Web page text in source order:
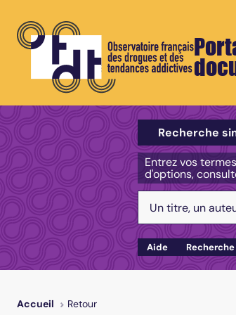
Sélectionner un
Recherche
Entrez vos
d'options,
Aide
Accueil Retour